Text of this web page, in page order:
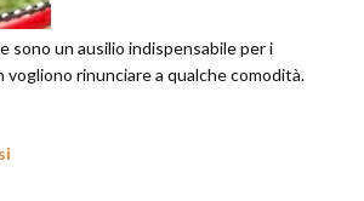
sono un ausilio indispensabile per i
vogliono rinunciare a qualche comodità.